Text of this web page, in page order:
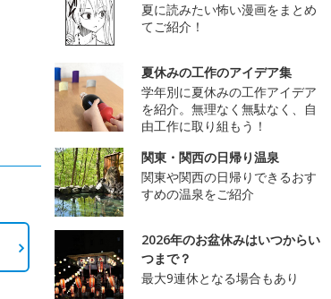
夏に読みたい怖い漫画をまとめ
てご紹介！
夏休みの工作のアイデア集
学年別に夏休みの工作アイデア
を紹介。無理なく無駄なく、自
由工作に取り組もう！
関東・関西の日帰り温泉
関東や関西の日帰りできるおす
すめの温泉をご紹介
2026年のお盆休みはいつからい
つまで？
最大9連休となる場合もあり